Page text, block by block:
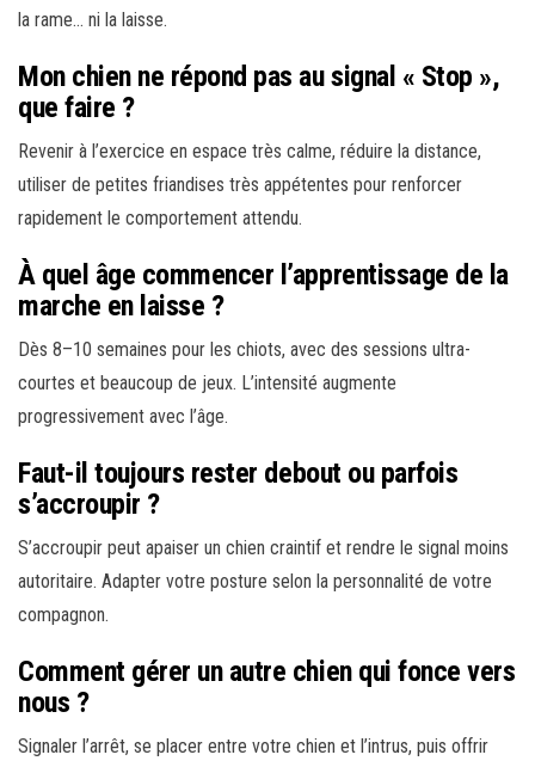
la rame… ni la laisse.
Mon chien ne répond pas au signal « Stop »,
que faire ?
Revenir à l’exercice en espace très calme, réduire la distance,
utiliser de petites friandises très appétentes pour renforcer
rapidement le comportement attendu.
À quel âge commencer l’apprentissage de la
marche en laisse ?
Dès 8–10 semaines pour les chiots, avec des sessions ultra-
courtes et beaucoup de jeux. L’intensité augmente
progressivement avec l’âge.
Faut-il toujours rester debout ou parfois
s’accroupir ?
S’accroupir peut apaiser un chien craintif et rendre le signal moins
autoritaire. Adapter votre posture selon la personnalité de votre
compagnon.
Comment gérer un autre chien qui fonce vers
nous ?
Signaler l’arrêt, se placer entre votre chien et l’intrus, puis offrir